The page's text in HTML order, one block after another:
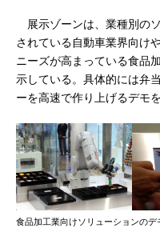
展示ゾーンは、業種別の
されている自動車業界向け
ニーズが高まっている食品
示している。具体的には弁
ーを高速で作り上げるデモ
食品加工業向けソリューションのデ